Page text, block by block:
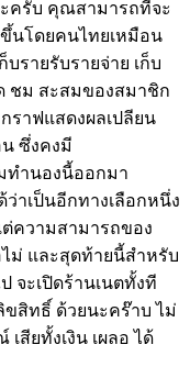
ครับ คุณสามารถที่จะ
นโดยคนไทยเหมือน
รายรับรายจ่าย เก็บ
ชม สะสมของสมาชิก
ราฟแสดงผลเปลียน
น ซึ่งคงมี
ทำนองนี้ออกมา
ว่าเป็นอีกทางเลือกหนึ่ง
ต่ความสามารถของ
ม่ และสุดท้ายนี้สำหรับ
จะเปิดร้านเนตทั้งที
ขสิทธิ์ ด้วยนะคร๊าบ ไม่
สียทั้งเงิน เผลอ ได้